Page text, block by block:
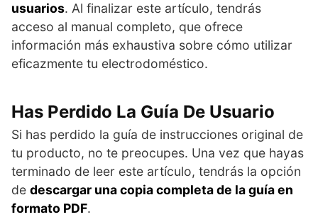
usuarios. Al finalizar este artículo, tendrás
acceso al manual completo, que ofrece
información más exhaustiva sobre cómo utilizar
eficazmente tu electrodoméstico.
Has Perdido La Guía De Usuario
Si has perdido la guía de instrucciones original de
tu producto, no te preocupes. Una vez que hayas
terminado de leer este artículo, tendrás la opción
de descargar una copia completa de la guía en
formato PDF.